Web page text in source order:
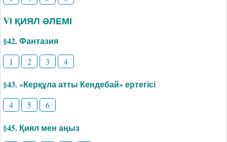
VІ ҚИЯЛ ӘЛЕМІ
§42. Фантазия
1 2 3 4
§43. «Керқұла атты Кендебай» ертегісі
4 5 6
§45. Қиял мен аңыз